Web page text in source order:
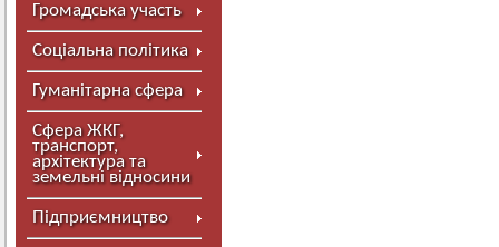
Громадська участь
Соціальна політика
Гуманітарна сфера
Сфера ЖКГ,
транспорт,
архітектура та
земельні відносини
Підприємництво